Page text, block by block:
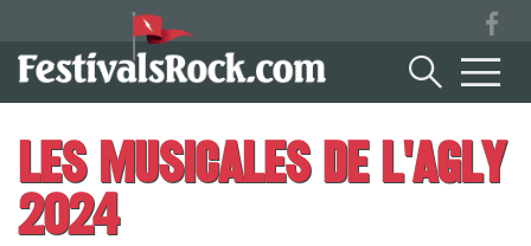
Les Musicales De L'Agly
2024